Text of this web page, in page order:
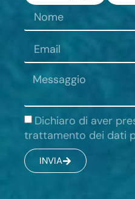
Dichiaro di aver
trattamento dei dati
INVIA